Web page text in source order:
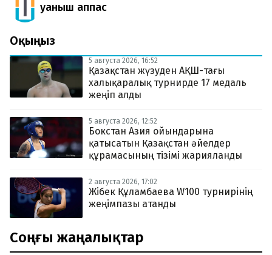
Қуаныш Қаппас
Оқыңыз
5 августа 2026, 16:52
Қазақстан жүзуден АҚШ-тағы
халықаралық турнирде 17 медаль
жеңіп алды
5 августа 2026, 12:52
Бокстан Азия ойындарына
қатысатын Қазақстан әйелдер
құрамасының тізімі жарияланды
2 августа 2026, 17:02
Жібек Құламбаева W100 турнирінің
жеңімпазы атанды
Соңғы жаңалықтар